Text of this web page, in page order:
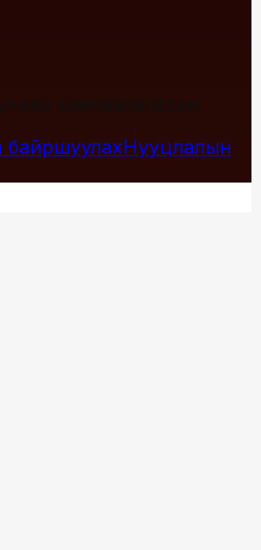
байршуулахНууцлалын